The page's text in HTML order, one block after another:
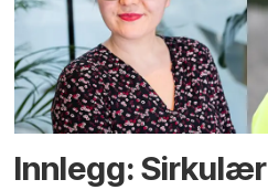
Innlegg: Sirkulær